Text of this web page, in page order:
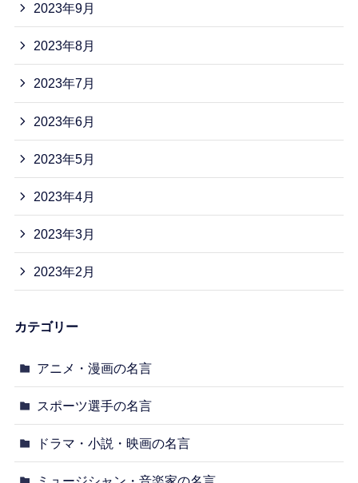
2023年9月
2023年8月
2023年7月
2023年6月
2023年5月
2023年4月
2023年3月
2023年2月
カテゴリー
アニメ・漫画の名言
スポーツ選手の名言
ドラマ・小説・映画の名言